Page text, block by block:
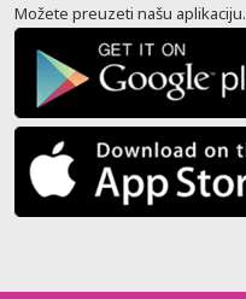
Možete preuzeti našu aplikaciju.